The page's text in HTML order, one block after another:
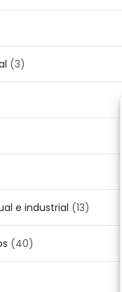
(3)
e industrial (13)
(40)